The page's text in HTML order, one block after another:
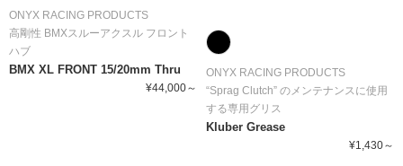
ONYX RACING PRODUCTS
高剛性 BMXスルーアクスル フロント
ハブ
BMX XL FRONT 15/20mm Thru
¥44,000～
ONYX RACING PRODUCTS
“Sprag Clutch” のメンテナンスに使用
する専用グリス
Kluber Grease
¥1,430～